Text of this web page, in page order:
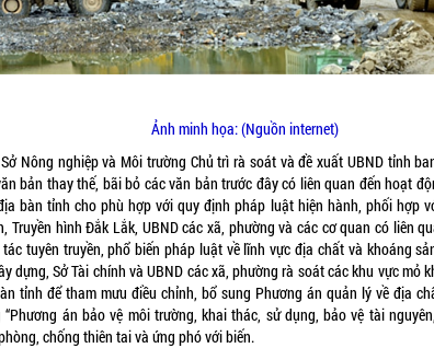
Ảnh minh họa: (Nguồn internet)
Nông nghiệp và Môi trường Chủ trì rà soát và đề xuất UBND tỉnh
bản thay thế, bãi bỏ các văn bản trước đây có liên quan đến hoạt
bàn tỉnh cho phù hợp với quy định pháp luật hiện hành, phối hợp
Truyền hình Đắk Lắk, UBND các xã, phường và các cơ quan có liên
tuyên truyền, phổ biến pháp luật về lĩnh vực địa chất và khoáng
dựng, Sở Tài chính và UBND các xã, phường rà soát các khu vực mỏ
tỉnh để tham mưu điều chỉnh, bổ sung Phương án quản lý về địa
“Phương án bảo vệ môi trường, khai thác, sử dụng, bảo vệ tài
chống thiên tai và ứng phó với biến.